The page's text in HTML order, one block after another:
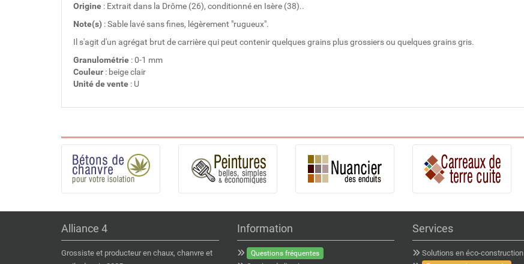
Origine : Extrait dans la Drôme (26), conditionné en Isère (38)..
Note(s) : Sable lavé sans fines, légèrement "rugueux".
Il s'agit d'un agrégat brut de carrière qui peut contenir quelques grains plus grossiers ou quelques grains gris.
Granulométrie : 0-1 mm
Couleur : beige clair
Unité de vente : U
Alliance 4
Grossiste et producteur en chaux, chanvre et
Information
Questions fréquentes
Services
Solutions en éco-construction